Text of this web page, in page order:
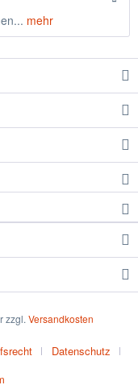
mehr
zzgl. Versandkosten
Datenschutz